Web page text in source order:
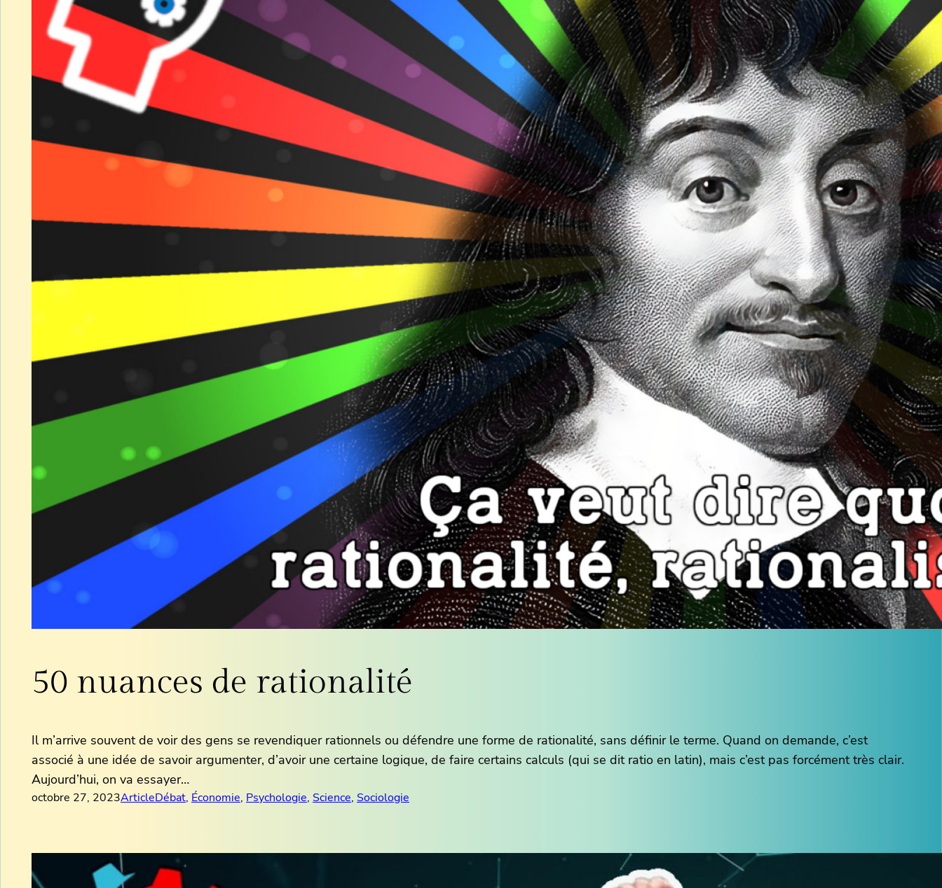
50 nuances de rationalité
Il m’arrive souvent de voir des gens se revendiquer rationnels ou défendre une forme de rationalité, sans définir le terme. Quand on demande, c’est
associé à une idée de savoir argumenter, d’avoir une certaine logique, de faire certains calculs (qui se dit ratio en latin), mais c’est pas forcément très clair.
Aujourd’hui, on va essayer…
octobre 27, 2023ArticleDébat, Économie, Psychologie, Science, Sociologie